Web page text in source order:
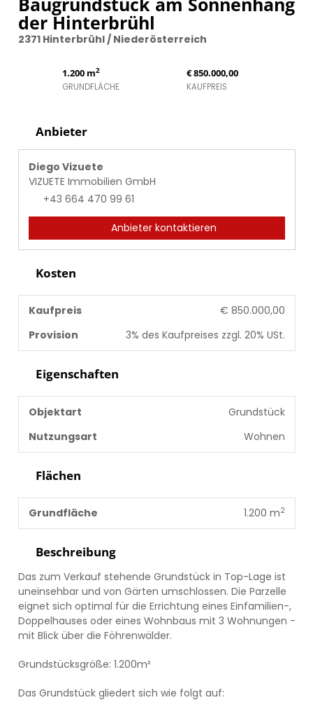
der Hinterbrühl
2371 Hinterbrühl / Niederösterreich
1.200 m2
GRUNDFLÄCHE
€ 850.000,00
KAUFPREIS
Beschreibung
Das zum Verkauf stehende Grundstück in Top-Lage ist
uneinsehbar und von Gärten umschlossen. Die Parzelle
eignet sich optimal für die Errichtung eines Einfamilien-,
Doppelhauses oder eines Wohnbaus mit 3 Wohnungen -
mit Blick über die Föhrenwälder.
Grundstücksgröße: 1.200m²
Das Grundstück gliedert sich wie folgt auf:
Anbieter
Diego Vizuete
VIZUETE Immobilien GmbH
+43 664 470 99 61
Anbieter kontaktieren
Kosten
Kaufpreis
€ 850.000,00
Provision
3% des Kaufpreises zzgl. 20% USt.
Eigenschaften
Objektart
Grundstück
Nutzungsart
Wohnen
Flächen
Grundfläche 1.200 m2